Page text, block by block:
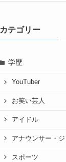
カテゴリー
学歴
YouTuber
お笑い芸人
アイドル
アナウンサー・
スポーツ